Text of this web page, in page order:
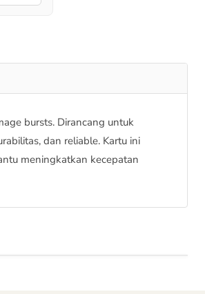
bursts. Dirancang untuk
dan reliable. Kartu ini
meningkatkan kecepatan